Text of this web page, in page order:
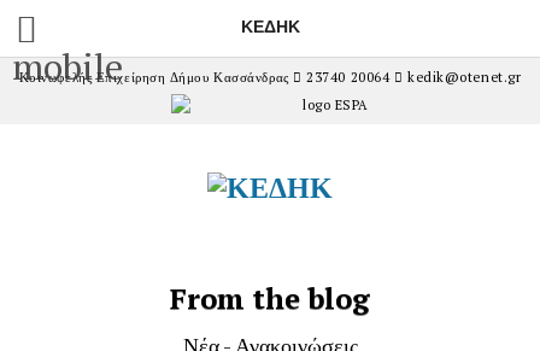
mobile
ΚΕΔΗΚ
Κοινωφελής Επιχείρηση Δήμου Κασσάνδρας 23740 20064 kedik@otenet.gr
From the blog
Νέα - Ανακοινώσεις